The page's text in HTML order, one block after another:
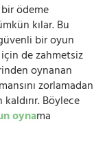
ödeme
kılar. Bu
bir oyun
de zahmetsiz
oynanan
zorlamadan
Böylece
oynama